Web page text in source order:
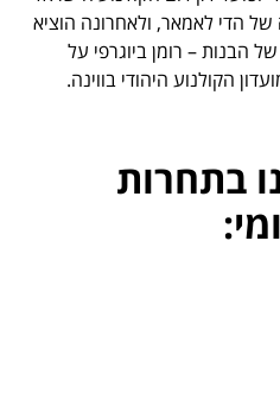
הדי לאמאר, ולאחרונה הוציא
הבנות – רומן ביוגרפי על
הקולנוע היהודי בווינה.
בתחרות